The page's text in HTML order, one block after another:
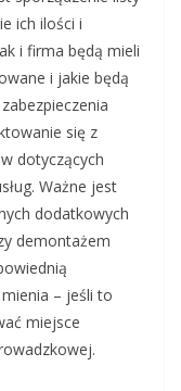
ich ilości i
i firma będą mieli
i jakie będą
się z
dotyczących
Ważne jest
dodatkowych
demontażem
– jeśli to
miejsce